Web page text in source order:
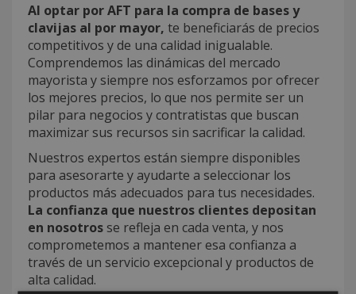
Al optar por AFT para la compra de bases y
clavijas al por mayor, te beneficiarás de precios
competitivos y de una calidad inigualable.
Comprendemos las dinámicas del mercado
mayorista y siempre nos esforzamos por ofrecer
los mejores precios, lo que nos permite ser un
pilar para negocios y contratistas que buscan
maximizar sus recursos sin sacrificar la calidad.
Nuestros expertos están siempre disponibles
para asesorarte y ayudarte a seleccionar los
productos más adecuados para tus necesidades.
La confianza que nuestros clientes depositan
en nosotros se refleja en cada venta, y nos
comprometemos a mantener esa confianza a
través de un servicio excepcional y productos de
alta calidad.